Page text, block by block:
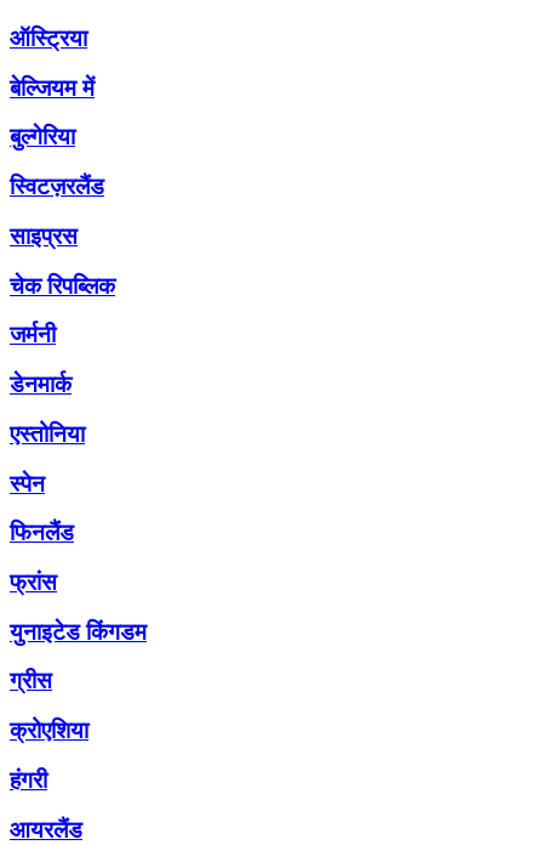
ऑस्ट्रिया
बेल्जियम में
बुल्गेरिया
स्विटज़रलैंड
साइप्रस
चेक रिपब्लिक
जर्मनी
डेनमार्क
एस्तोनिया
स्पेन
फिनलैंड
फ्रांस
युनाइटेड किंगडम
ग्रीस
क्रोएशिया
हंगरी
आयरलैंड